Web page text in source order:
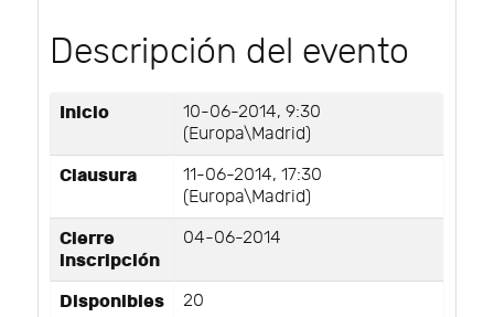
Descripción del evento
Inicio
10-06-2014, 9:30
(Europa\Madrid)
Clausura
11-06-2014, 17:30
(Europa\Madrid)
Cierre
inscripción
04-06-2014
Disponibles 20